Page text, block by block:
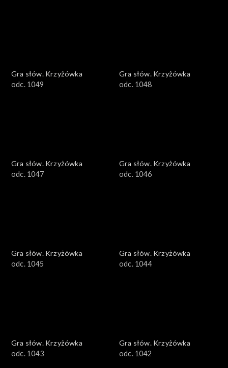
Gra słów. Krzyżówka
odc. 1049
Gra słów. Krzyżówka
odc. 1048
Gra słów. Krzyżówka
odc. 1047
Gra słów. Krzyżówka
odc. 1046
Gra słów. Krzyżówka
odc. 1045
Gra słów. Krzyżówka
odc. 1044
Gra słów. Krzyżówka
odc. 1043
Gra słów. Krzyżówka
odc. 1042